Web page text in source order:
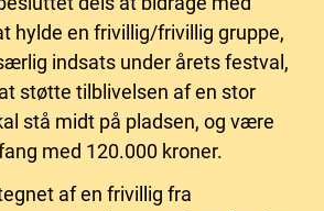
hylde en frivillig/frivillig gruppe,
indsats under årets festval,
støtte tilblivelsen af en stor
stå midt på pladsen, og være
med 120.000 kroner.
af en frivillig fra